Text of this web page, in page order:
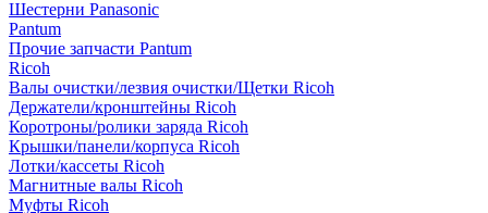
Шестерни Panasonic
Pantum
Прочие запчасти Pantum
Ricoh
Валы очистки/лезвия очистки/Щетки Ricoh
Держатели/кронштейны Ricoh
Коротроны/ролики заряда Ricoh
Крышки/панели/корпуса Ricoh
Лотки/кассеты Ricoh
Магнитные валы Ricoh
Муфты Ricoh